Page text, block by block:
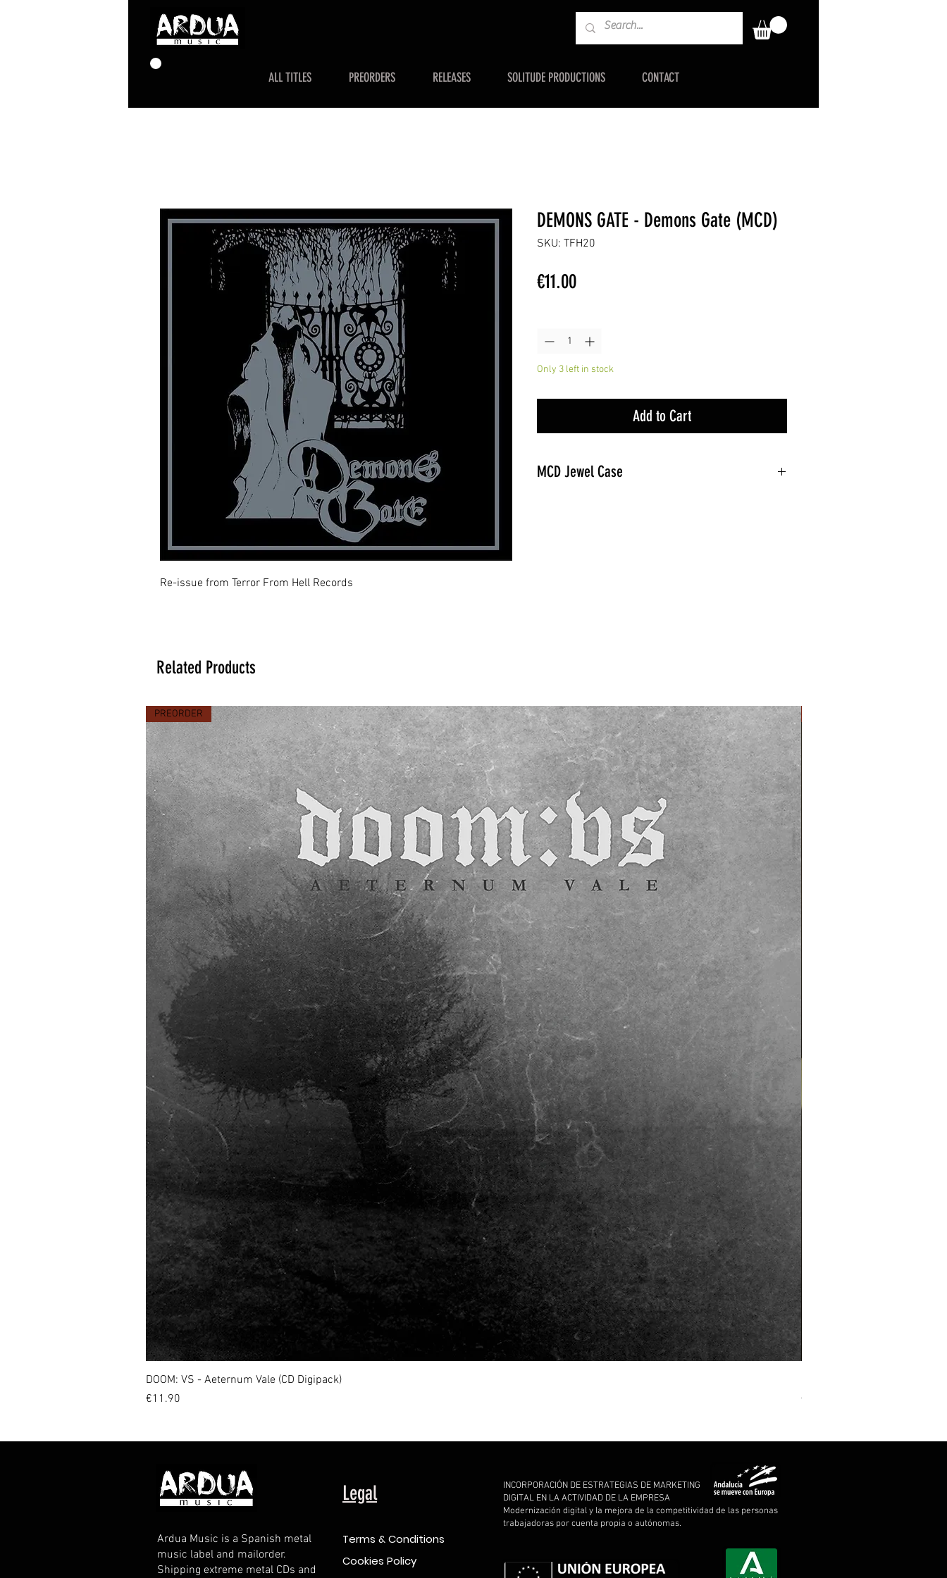
ALL TITLES PREORDERS RELEASES SOLITUDE PRODUCTIONS CONTACT
Re-issue from Terror From Hell Records
DEMONS GATE - Demons Gate (MCD)
SKU: TFH20
€11.00Price
Only 3 left in stock
Add to Cart
MCD Jewel Case
Related Products
PREORDER
DOOM: VS - Aeternum Vale (CD Digipack)
Price
€11.90
Price
€11.00
Ardua Music is a Spanish metal
music label and mailorder.
Shipping extreme metal CDs and
Legal
INCORPORACIÓN DE ESTRATEGIAS DE MARKETING
DIGITAL EN LA ACTIVIDAD DE LA EMPRESA
Modernización digital y la mejora de la competitividad de las personas
trabajadoras por cuenta propia o autónomas.
Terms & Conditions
Cookies Policy